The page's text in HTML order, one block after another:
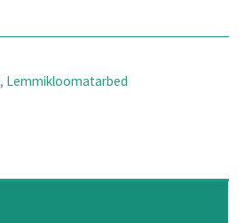
, Lemmikloomatarbed